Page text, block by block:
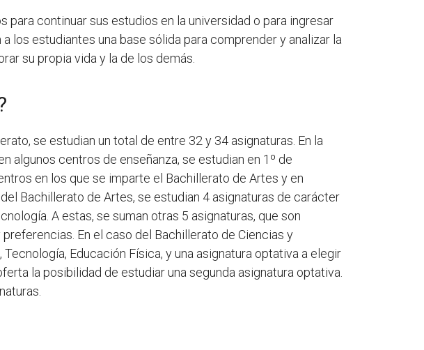
continuar sus estudios en la universidad o para ingresar
los estudiantes una base sólida para comprender y analizar la
su propia vida y la de los demás.
se estudian un total de entre 32 y 34 asignaturas. En la
algunos centros de enseñanza, se estudian en 1º de
en los que se imparte el Bachillerato de Artes y en
Bachillerato de Artes, se estudian 4 asignaturas de carácter
A estas, se suman otras 5 asignaturas, que son
En el caso del Bachillerato de Ciencias y
Educación Física, y una asignatura optativa a elegir
la posibilidad de estudiar una segunda asignatura optativa.